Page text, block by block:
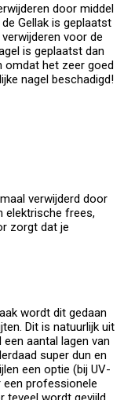
door middel
Gellak is geplaatst
voor de
is geplaatst dan
omdat het zeer goed
nagel beschadigd!
verwijderd door
elektrische frees,
zorgt dat je
wordt dit gedaan
Dit is natuurlijk uit
aantal lagen van
super dun en
een optie (bij UV-
een professionele